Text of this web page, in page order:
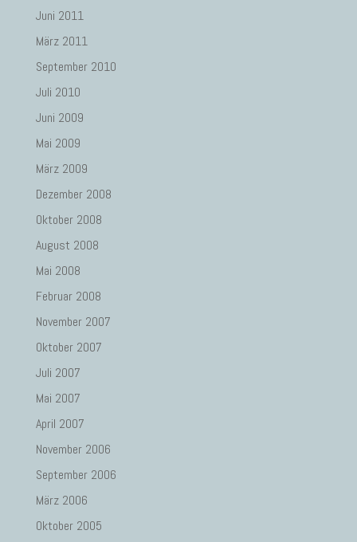
Juni 2011
März 2011
September 2010
Juli 2010
Juni 2009
Mai 2009
März 2009
Dezember 2008
Oktober 2008
August 2008
Mai 2008
Februar 2008
November 2007
Oktober 2007
Juli 2007
Mai 2007
April 2007
November 2006
September 2006
März 2006
Oktober 2005